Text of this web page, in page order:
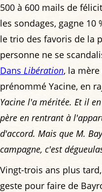
500 à 600 mails de
les sondages, gagne
le trio des favoris de la
personne ne se
Dans Libération, la
prénommé Yacine, en
Yacine l'a méritée. Et il
père en rentrant à
d'accord. Mais que M.
campagne, c'est
Vingt-trois ans plus
geste pour faire de